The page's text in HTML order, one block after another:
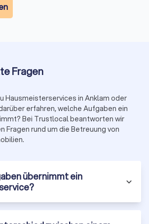
von Hausmeisterservices
sich verschiedene Betreuungsmodelle
– für moderne Bürogebäude oder
Ganzheitliche
inklusive Planung,
Koordination von Dienstleistern –
Immobilien und Portfolios.
Flexible Angebote für Ferienimmobilien,
Wasserschäden, Heizungsausfall,
Meist als Ergänzung buchbar.
Fragen
Hausmeisterservices in Anklam oder
erfahren, welche Aufgaben ein
Bei Trustlocal beantworten wir
Fragen rund um die Betreuung von
übernimmt ein